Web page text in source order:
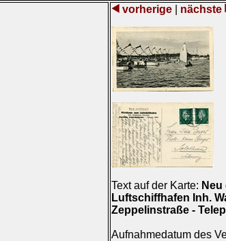
vorherige nächste
Text auf der Karte:
Luftschiffhafen Inh.
Zeppelinstraße -
Aufnahmedatum des